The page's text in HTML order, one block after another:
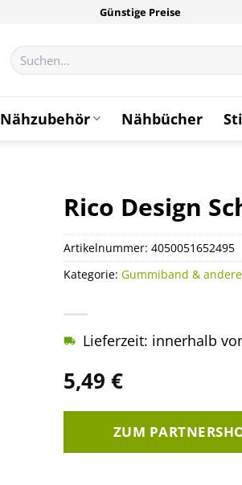
Günstige Preise
Suchen
nach:
Nähzubehör Nähbücher
Rico Design
5,49 €
Lieferzeit: innerhalb
ZUM
Artikelnummer: 4050051652495
Kategorie: Gummiband &